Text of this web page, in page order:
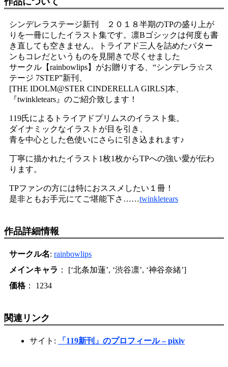
シンデレラステージ新刊 ２０１８半期のTPの盛り上が
りを一冊にしたイラスト集です。凛Bゴシックは何度も書
き直しても空きません。トライアド三人を詰めたパター
ンもコレだというものを見開きで尽くせました
サークル【rainbowlips】がお贈りする、“シンデレラ☆ス
テージ 7STEP”新刊、
[THE IDOLM@STER CINDERELLA GIRLS]本、
『twinkletears』のご紹介致します！
119氏によるトライアドプリムスのイラスト集。
ダイナミックなイラストが目を引き、
青を中心とした色使いにさらに引き込まれます♪
丁寧に描かれたイラスト1枚1枚からTPへの強い愛が伝わ
ります。
TPファンの方には特におススメしたい１冊！
是非ともお手元にてご堪能下さ……twinkletears
作品詳細情報
サークル名: rainbowlips
メインキャラ ： [‘北条加蓮’, ‘渋谷凛’, ‘神谷奈緒’]
価格： 1234
関連リンク
サイト: 「119新刊」のプロフィール – pixiv